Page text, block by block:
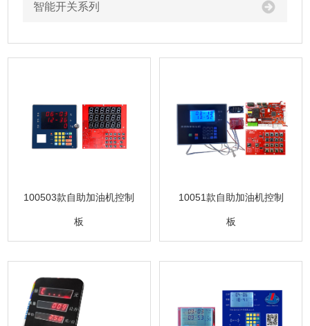
智能开关系列
100503款自助加油机控制
板
10051款自助加油机控制
板